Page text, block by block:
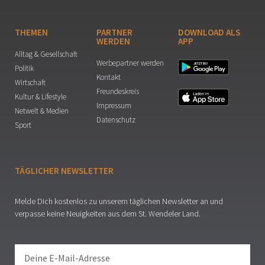
THEMEN
Alltag & Gesellschaft
Politik
Wirtschaft
Kultur & Lifestyle
Netwelt & Medien
Sport
PARTNER
WERDEN
Werbepartner werden
Kontakt
Freundeskreis
Impressum
Datenschutz
DOWNLOAD ALS
APP
TÄGLICHER NEWSLETTER
Melde Dich kostenlos zu unserem täglichen Newsletter an und
verpasse keine Neuigkeiten aus dem St. Wendeler Land.